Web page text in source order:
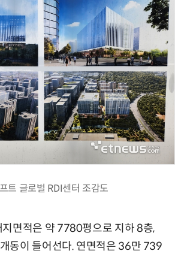
트 글로벌 RDI센터 조감도
면적은 약 7780평으로 지하 8층,
동이 들어선다. 연면적은 36만 739